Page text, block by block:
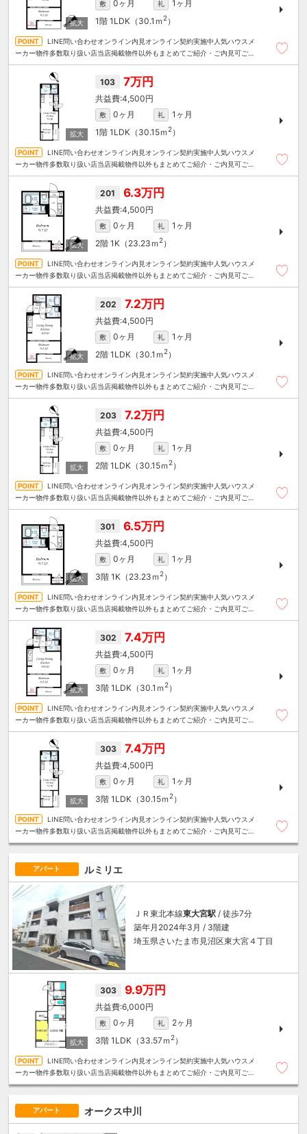
敷 0ヶ月 礼
1ヶ月
1階 1LDK（30.1ｍ 2）
LINE問い合わせオンライン内見オンライン契約実施中人気ハウスメ
ーカー物件多数取り扱い店当店掲載物件以外もまとめてご紹介・ご内見可ご予
103 7万円
4,500円
敷 0ヶ月 礼
1ヶ月
1階 1LDK（30.15ｍ 2）
LINE問い合わせオンライン内見オンライン契約実施中人気ハウスメ
ーカー物件多数取り扱い店当店掲載物件以外もまとめてご紹介・ご内見可ご予
201 6.3万円
4,500円
敷 0ヶ月 礼
1ヶ月
2階 1K（23.23ｍ 2）
LINE問い合わせオンライン内見オンライン契約実施中人気ハウスメ
ーカー物件多数取り扱い店当店掲載物件以外もまとめてご紹介・ご内見可ご予
202 7.2万円
4,500円
敷 0ヶ月 礼
1ヶ月
2階 1LDK（30.1ｍ 2）
LINE問い合わせオンライン内見オンライン契約実施中人気ハウスメ
ーカー物件多数取り扱い店当店掲載物件以外もまとめてご紹介・ご内見可ご予
203 7.2万円
4,500円
敷 0ヶ月 礼
1ヶ月
2階 1LDK（30.15ｍ 2）
LINE問い合わせオンライン内見オンライン契約実施中人気ハウスメ
ーカー物件多数取り扱い店当店掲載物件以外もまとめてご紹介・ご内見可ご予
301 6.5万円
4,500円
敷 0ヶ月 礼
1ヶ月
3階 1K（23.23ｍ 2）
LINE問い合わせオンライン内見オンライン契約実施中人気ハウスメ
ーカー物件多数取り扱い店当店掲載物件以外もまとめてご紹介・ご内見可ご予
302 7.4万円
4,500円
敷 0ヶ月 礼
1ヶ月
3階 1LDK（30.1ｍ 2）
LINE問い合わせオンライン内見オンライン契約実施中人気ハウスメ
ーカー物件多数取り扱い店当店掲載物件以外もまとめてご紹介・ご内見可ご予
303 7.4万円
4,500円
敷 0ヶ月 礼
1ヶ月
3階 1LDK（30.15ｍ 2）
LINE問い合わせオンライン内見オンライン契約実施中人気ハウスメ
ーカー物件多数取り扱い店当店掲載物件以外もまとめてご紹介・ご内見可ご予
アパート ルミリエ
ＪＲ東北本線東大宮駅 / 徒歩7分
築年月2024年3月 / 3階建
埼玉県さいたま市見沼区東大宮４丁目
303 9.9万円
6,000円
敷 0ヶ月 礼
2ヶ月
3階 1LDK（33.57ｍ2）
LINE問い合わせオンライン内見オンライン契約実施中人気ハウスメ
ーカー物件多数取り扱い店当店掲載物件以外もまとめてご紹介・ご内見可ご予
アパート オークス中川